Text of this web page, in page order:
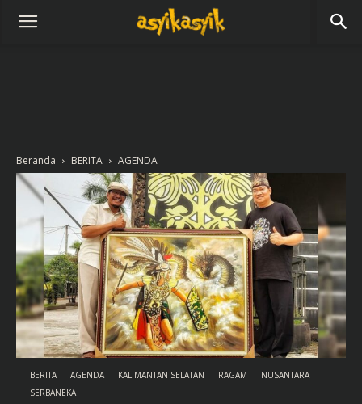
Beranda BERITA AGENDA
BERITA AGENDA KALIMANTAN SELATAN RAGAM
NUSANTARA
SERBANEKA